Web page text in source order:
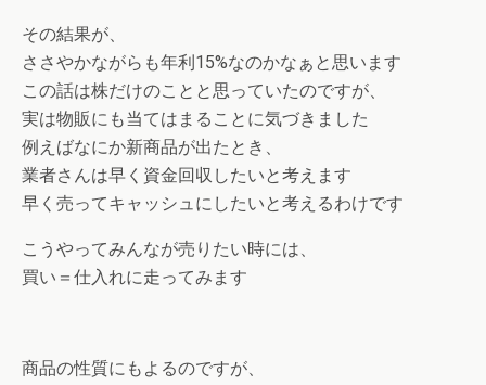
その結果が、
ささやかながらも年利15%なのかなぁと思います
この話は株だけのことと思っていたのですが、
実は物販にも当てはまることに気づきました
例えばなにか新商品が出たとき、
業者さんは早く資金回収したいと考えます
早く売ってキャッシュにしたいと考えるわけです
こうやってみんなが売りたい時には、
買い＝仕入れに走ってみます
商品の性質にもよるのですが、